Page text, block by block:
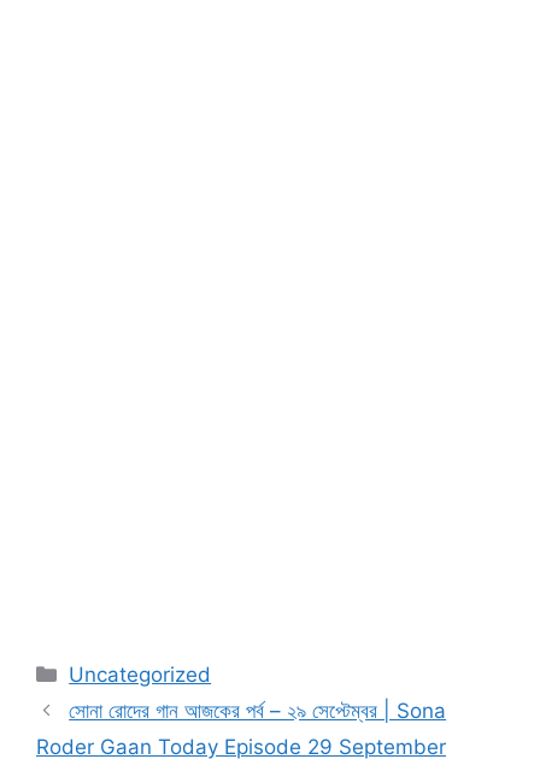
Categories
Uncategorized
সোনা রোদের গান আজকের পর্ব – ২৯ সেপ্টেম্বর | Sona
Roder Gaan Today Episode 29 September